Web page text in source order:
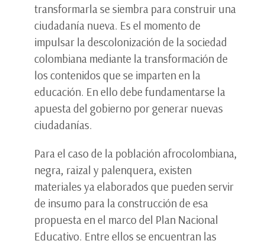
transformarla se siembra para construir una
ciudadanía nueva. Es el momento de
impulsar la descolonización de la sociedad
colombiana mediante la transformación de
los contenidos que se imparten en la
educación. En ello debe fundamentarse la
apuesta del gobierno por generar nuevas
ciudadanías.
Para el caso de la población afrocolombiana,
negra, raizal y palenquera, existen
materiales ya elaborados que pueden servir
de insumo para la construcción de esa
propuesta en el marco del Plan Nacional
Educativo. Entre ellos se encuentran las